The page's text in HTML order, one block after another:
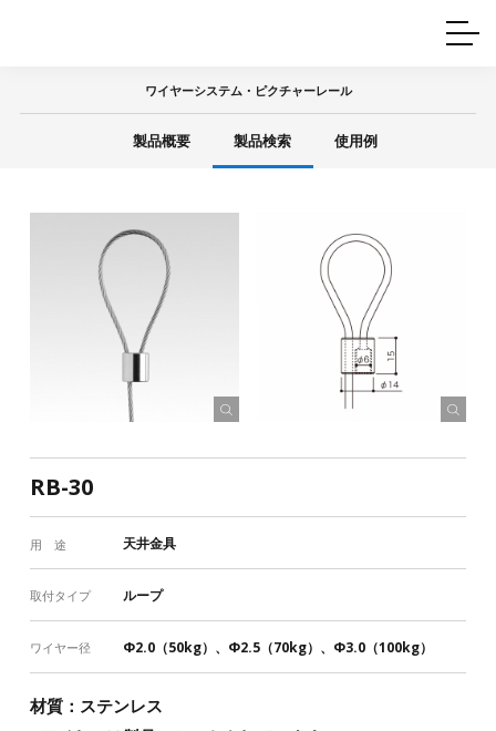
ついて
産業用ワイヤー
技術
サポート
製品の安全と品質について
図面ダウンロード
ワイヤーシステム・ピクチャーレール
製品概要 製品検索 使用例
RB-30
用 途 天井金具
取付タイプ ループ
ワイヤー径 Φ2.0（50kg）、Φ2.5（70kg）、Φ3.0（100kg）
材質：ステンレス